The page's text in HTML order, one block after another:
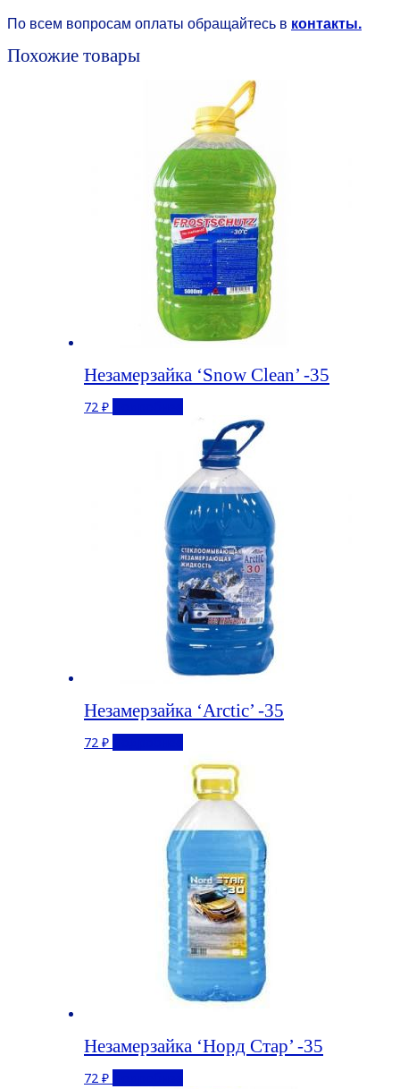
По всем вопросам оплаты обращайтесь в контакты.
Похожие товары
Незамерзайка ‘Snow Clean’ -35
72 ₽
Незамерзайка ‘Arctic’ -35
72 ₽
Незамерзайка ‘Норд Стар’ -35
72 ₽